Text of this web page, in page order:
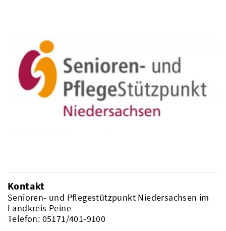
Kontakt
Senioren- und Pflegestützpunkt Niedersachsen im
Landkreis Peine
Telefon: 05171/401-9100